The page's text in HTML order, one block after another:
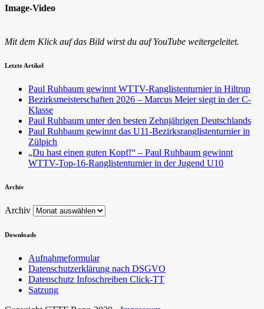
Image-Video
Mit dem Klick auf das Bild wirst du auf YouTube weitergeleitet.
Letzte Artikel
Paul Ruhbaum gewinnt WTTV-Ranglistenturnier in Hiltrup
Bezirksmeisterschaften 2026 – Marcus Meier siegt in der C-
Klasse
Paul Ruhbaum unter den besten Zehnjährigen Deutschlands
Paul Ruhbaum gewinnt das U11-Bezirksranglistenturnier in
Zülpich
„Du hast einen guten Kopf!“ – Paul Ruhbaum gewinnt
WTTV-Top-16-Ranglistenturnier in der Jugend U10
Archiv
Archiv
Downloads
Aufnahmeformular
Datenschutzerklärung nach DSGVO
Datenschutz Infoschreiben Click-TT
Satzung